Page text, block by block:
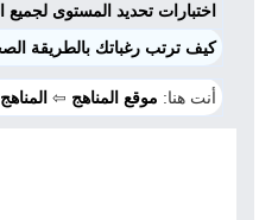
اختبارات تحديد المستوى لجميع الصفوف
‏كيف ترتب رغباتك بالطريقة
أنت هنا: موقع المناهج ⇦